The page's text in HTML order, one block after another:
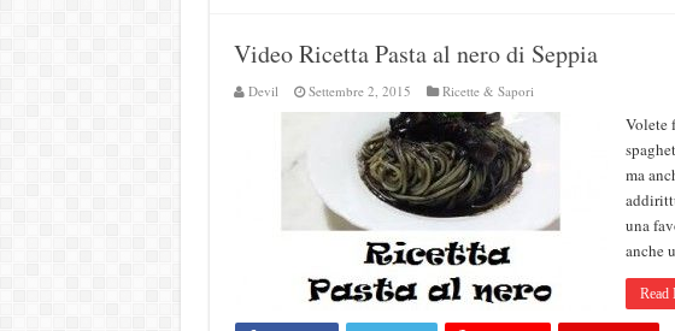
Video Ricetta Pasta al nero di Seppia
Devil Settembre 2, 2015 Ricette & Sapori
Volete
ma
una
anche
Read